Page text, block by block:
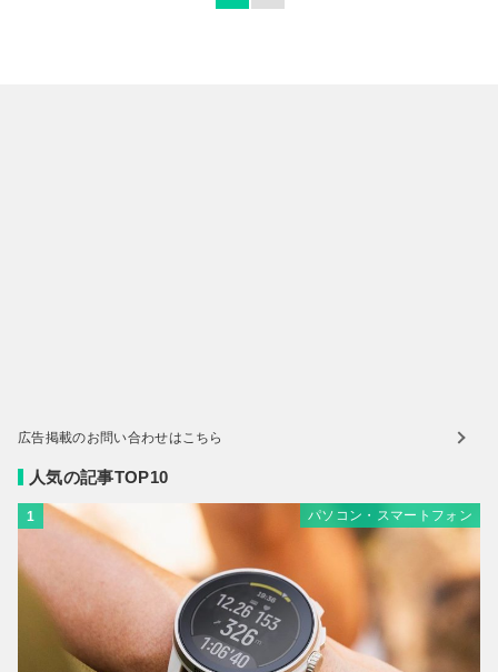
広告掲載のお問い合わせはこちら
人気の記事TOP10
1 パソコン・スマートフォン